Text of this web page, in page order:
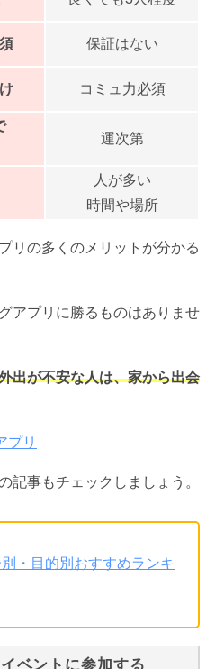
保証はない
コミュ力必須
運次第
人が多い
時間や場所
リの多くのメリットが分かる
アプリに勝るものはありませ
出が不安な人は、家から出会
プリ
記事もチェックしましょう。
・目的別おすすめランキ
ベントに参加する